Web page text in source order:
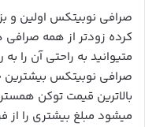
صرافی نوبیتکس اولین و
کرده زودتر از همه
متیوانید به راحتی آن را
صرافی نوبیتکس بیشترین
بالاترین قیمت توکن
میشود مبلغ بیشتری را